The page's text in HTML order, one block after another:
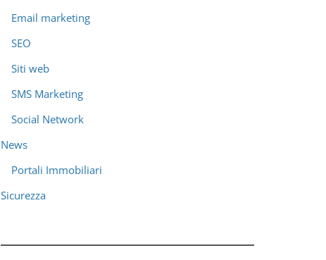
Email marketing
SEO
Siti web
SMS Marketing
Social Network
News
Portali Immobiliari
Sicurezza